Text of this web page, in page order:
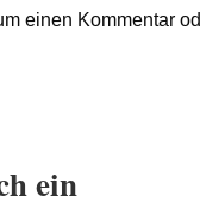
einen Kommentar
ein